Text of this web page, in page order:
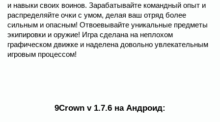
и навыки своих воинов. Зарабатывайте командный опыт и
распределяйте очки с умом, делая ваш отряд более
сильным и опасным! Отвоевывайте уникальные предметы
экипировки и оружие! Игра сделана на неплохом
графическом движке и наделена довольно увлекательным
игровым процессом!
9Crown v 1.7.6 на Андроид: